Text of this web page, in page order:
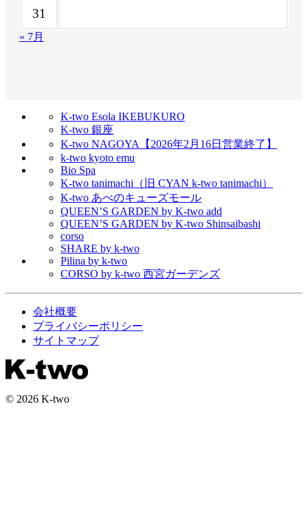
31
« 7月
K-two Esola IKEBUKURO
K-two 銀座
K-two NAGOYA【2026年2月16日営業終了】
k-two kyoto emu
Bio Spa
K-two tanimachi（旧 CYAN k-two tanimachi）
K-two あべのキューズモール
QUEEN’S GARDEN by K-two add
QUEEN’S GARDEN by K-two Shinsaibashi
corso
SHARE by k-two
Pilina by k-two
CORSO by k-two 西宮ガーデンズ
会社概要
プライバシーポリシー
サイトマップ
© 2026 K-two